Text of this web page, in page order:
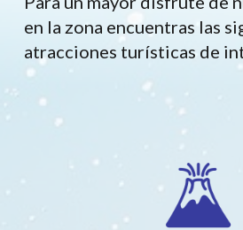
en la zona encuentras las
atracciones turísticas de